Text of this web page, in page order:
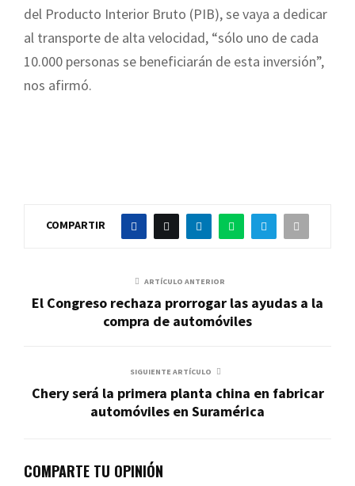
del Producto Interior Bruto (PIB), se vaya a dedicar
al transporte de alta velocidad, “sólo uno de cada
10.000 personas se beneficiarán de esta inversión”,
nos afirmó.
COMPARTIR
ARTÍCULO ANTERIOR
El Congreso rechaza prorrogar las ayudas a la
compra de automóviles
SIGUIENTE ARTÍCULO
Chery será la primera planta china en fabricar
automóviles en Suramérica
COMPARTE TU OPINIÓN